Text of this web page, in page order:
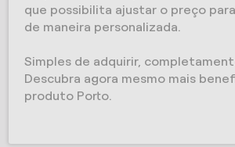
que possibilita ajustar o preço
de maneira personalizada.
Simples de adquirir,
Descubra agora mesmo mais
produto Porto.